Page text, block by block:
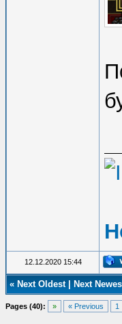
12.12.2020 15:44
« Next Oldest| Next
Pages (40): » « Previous 1